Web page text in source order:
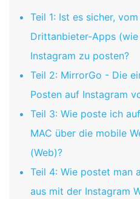
Teil 1: Ist es sicher,
Drittanbieter-Apps
Instagram zu posten?
Teil 2: MirrorGo - Die
Posten auf Instagram
Teil 3: Wie poste ich
MAC über die mobile
(Web)?
Teil 4: Wie postet man
aus mit der Instagram